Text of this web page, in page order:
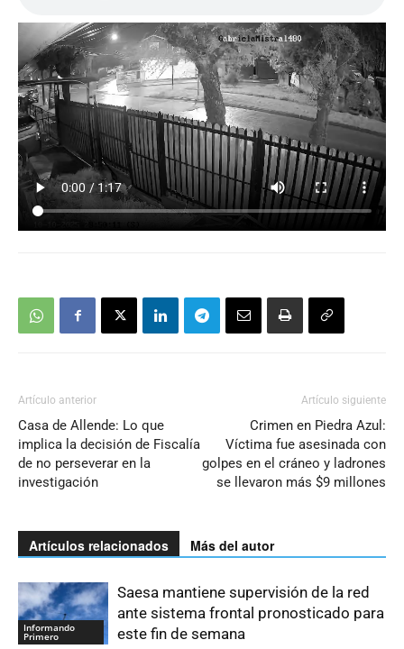
Artículo anterior
Casa de Allende: Lo que
implica la decisión de Fiscalía
de no perseverar en la
investigación
Artículo siguiente
Crimen en Piedra Azul:
Víctima fue asesinada con
golpes en el cráneo y ladrones
se llevaron más $9 millones
Artículos relacionados Más del autor
Informando
Primero
Saesa mantiene supervisión de la red
ante sistema frontal pronosticado para
este fin de semana